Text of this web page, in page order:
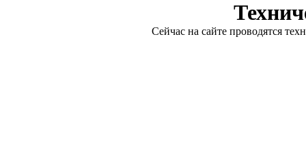
Сейчас на сайте проводятся